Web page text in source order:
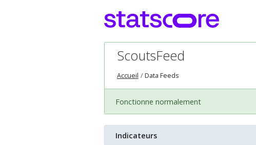
ScoutsFeed
Accueil Data Feeds
Fonctionne normalement
Indicateurs